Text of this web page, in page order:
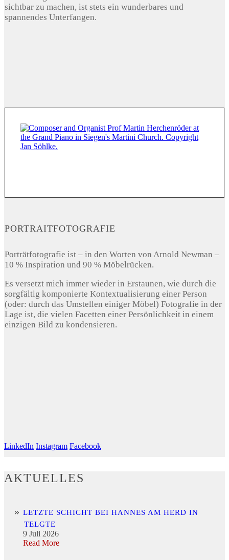
sichtbar zu machen, ist stets ein wunderbares und
spannendes Unterfangen.
PORTRAITFOTOGRAFIE
Porträtfotografie ist – in den Worten von Arnold Newman –
10 % Inspiration und 90 % Möbelrücken.
Es versetzt mich immer wieder in Erstaunen, wie durch die
sorgfältig komponierte Kontextualisierung einer Person
(oder: durch das Umstellen einiger Möbel) Fotografie in der
Lage ist, die vielen Facetten einer Persönlichkeit in einem
einzigen Bild zu kondensieren.
LinkedIn Instagram Facebook
AKTUELLES
LETZTE SCHICHT BEI HANNES AM HERD IN
TELGTE
9 Juli 2026
Read More